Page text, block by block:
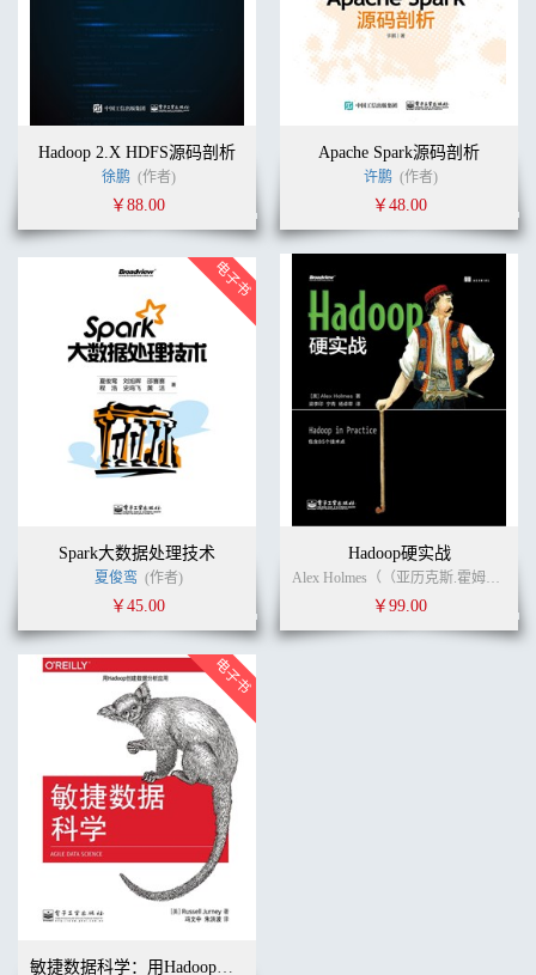
Hadoop 2.X HDFS源码剖析
徐鹏 (作者)
￥88.00
Apache Spark源码剖析
许鹏 (作者)
￥48.00
Spark大数据处理技术
夏俊鸾 (作者)
￥45.00
Hadoop硬实战
Alex Holmes（（亚历克斯.霍姆斯）） (作者)
￥99.00
敏捷数据科学：用Hadoop创建数据分析应用